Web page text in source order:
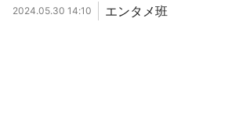
2024.05.30 14:10 エンタメ班